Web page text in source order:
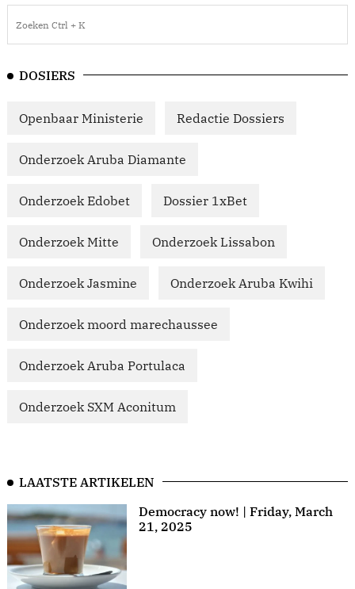
DOSIERS
Openbaar Ministerie Redactie Dossiers
Onderzoek Aruba Diamante
Onderzoek Edobet Dossier 1xBet
Onderzoek Mitte Onderzoek Lissabon
Onderzoek Jasmine Onderzoek Aruba Kwihi
Onderzoek moord marechaussee
Onderzoek Aruba Portulaca
Onderzoek SXM Aconitum
LAATSTE ARTIKELEN
Democracy now! | Friday, March
21, 2025